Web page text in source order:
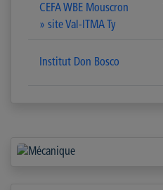
CEFA WBE Mouscron
» site Val-ITMA Ty
Institut Don Bosco